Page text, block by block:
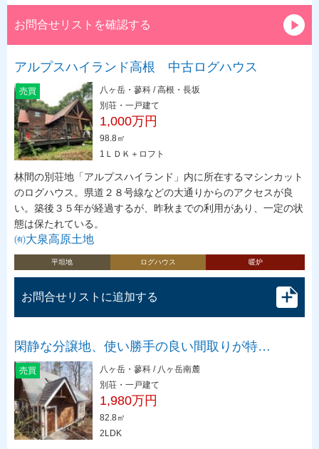
お問合せリストを確認する
アルプスハイランド高根 中古ログハウス
売買
八ヶ岳・蓼科 / 高根・長坂
別荘・一戸建て
1,000万円
98.8㎡
1ＬＤＫ＋ロフト
林間の別荘地「アルプスハイランド」内に所在するマシンカット
のログハウス。県道２８号線などの大通りからのアクセスが良
い。築後３５年が経過するが、昨秋までの利用があり、一定の状
態は保たれている。
㈲大泉高原土地
平坦地 ログハウス 暖炉
お問合せリストに追加する
閑静な分譲地、使い勝手の良い間取りが特…
売買
八ヶ岳・蓼科 / 八ヶ岳南麓
別荘・一戸建て
1,980万円
82.8㎡
2LDK